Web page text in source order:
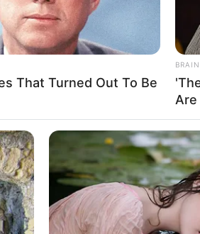
That Turned Out To Be
Are
Top 10 Pop Divas -
On Earth — Their
Dropping
CTA
to